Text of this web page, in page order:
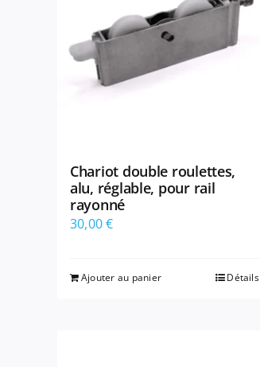
Chariot double roulettes,
alu, réglable, pour rail
rayonné
30,00€
Ajouter au panier Détails